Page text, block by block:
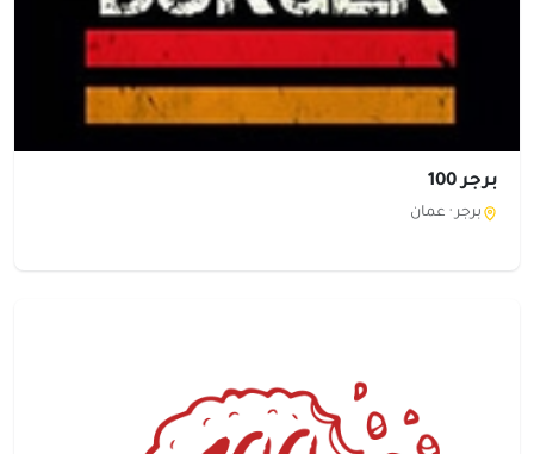
برجر 100
برجر · عمان